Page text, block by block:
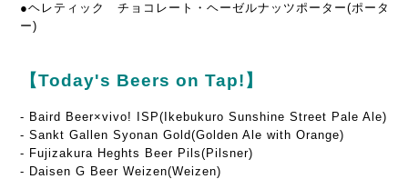
●ヘレティック チョコレート・ヘーゼルナッツポーター(ポータ
ー)
【Today's Beers on Tap!】
- Baird Beer×vivo! ISP(Ikebukuro Sunshine Street Pale Ale)
- Sankt Gallen Syonan Gold(Golden Ale with Orange)
- Fujizakura Heghts Beer Pils(Pilsner)
- Daisen G Beer Weizen(Weizen)